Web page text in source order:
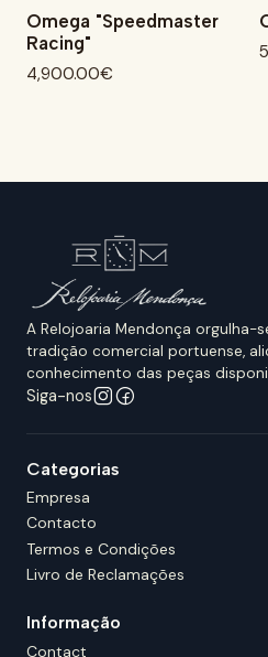
Omega "Speedmaster
Racing"
4,900.00€
A Relojoaria Mendonça orgulha-
tradição comercial portuense,
conhecimento das peças
Siga-nos
Categorias
Empresa
Contacto
Termos e Condições
Livro de Reclamações
Informação
Contact